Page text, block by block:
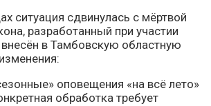
ситуация сдвинулась с мёртвой
разработанный при участии
в Тамбовскую областную
оповещения «на всё лето»
обработка требует